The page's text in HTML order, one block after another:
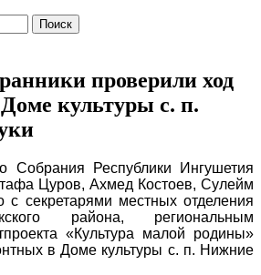
проверили ход
культуры с. п.
Собрания Республики Ингушетия
Цуров, Ахмед Костоев, Сулейм
с секретарями местных отделения
района, региональным
«Культура малой родины»
в Доме культуры с. п. Нижние